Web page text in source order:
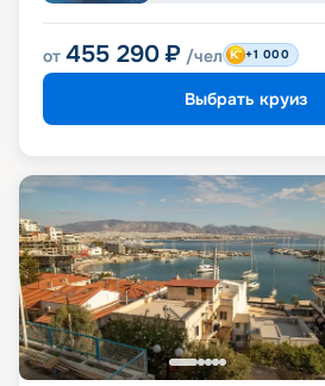
от 455 290 ₽ /чел +1 000
Выбрать круиз